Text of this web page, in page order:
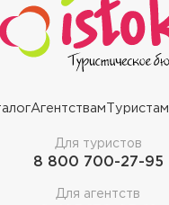
Агентствам Туристам
Для туристов
8 800 700-27-95
Для агентств